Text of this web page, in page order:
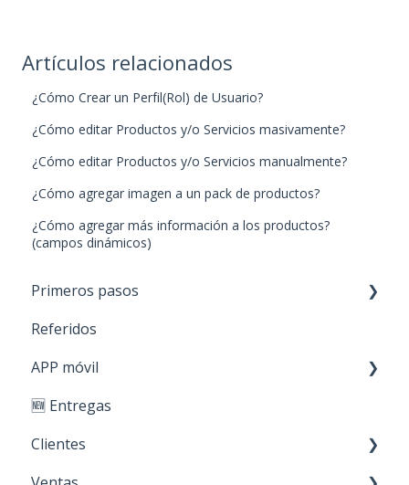
Artículos relacionados
¿Cómo Crear un Perfil(Rol) de Usuario?
¿Cómo editar Productos y/o Servicios masivamente?
¿Cómo editar Productos y/o Servicios manualmente?
¿Cómo agregar imagen a un pack de productos?
¿Cómo agregar más información a los productos?
(campos dinámicos)
Primeros pasos
Paso 1: Nuevos productos
Paso 2: Carga de stock
Paso 3: Crear clientes
Paso 4: Realizar ventas
Referidos
APP móvil
Primeros Pasos
🆕 Entregas
Clientes